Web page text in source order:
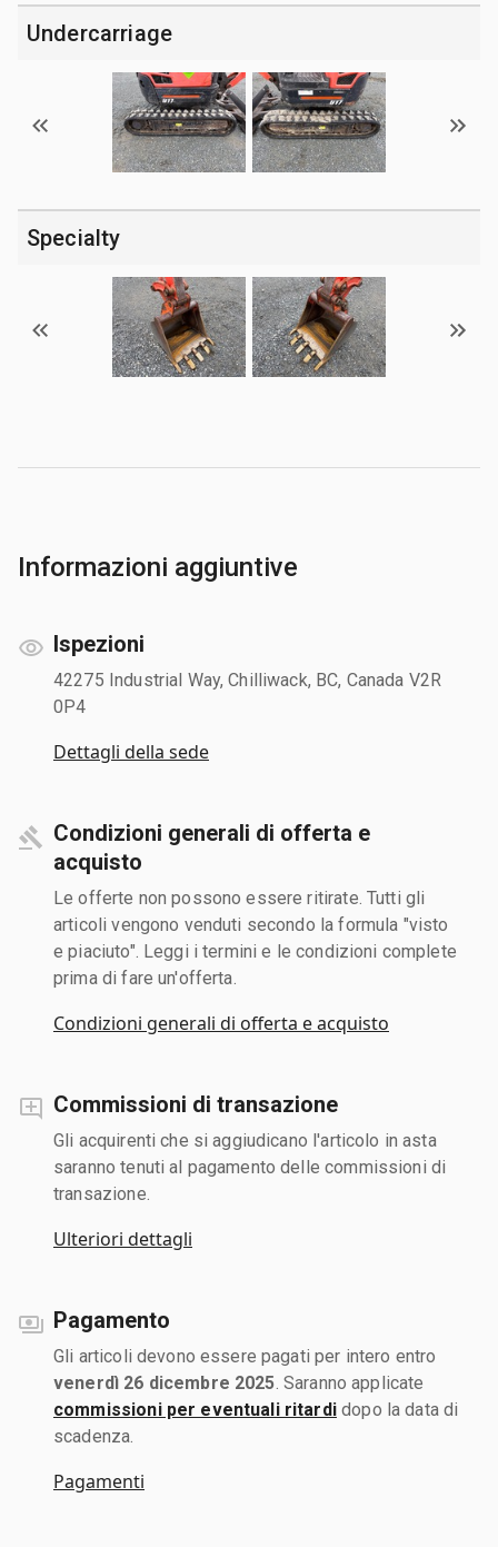
Undercarriage
Specialty
Informazioni aggiuntive
Ispezioni
42275 Industrial Way, Chilliwack, BC, Canada V2R
0P4
Dettagli della sede
Condizioni generali di offerta e
acquisto
Le offerte non possono essere ritirate. Tutti gli
articoli vengono venduti secondo la formula "visto
e piaciuto". Leggi i termini e le condizioni complete
prima di fare un'offerta.
Condizioni generali di offerta e acquisto
Commissioni di transazione
Gli acquirenti che si aggiudicano l'articolo in asta
saranno tenuti al pagamento delle commissioni di
transazione.
Ulteriori dettagli
Pagamento
Gli articoli devono essere pagati per intero entro
venerdì 26 dicembre 2025 . Saranno applicate
commissioni per eventuali ritardidopo la data di
scadenza.
Pagamenti